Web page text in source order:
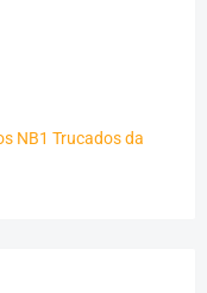
NB1 Trucados da